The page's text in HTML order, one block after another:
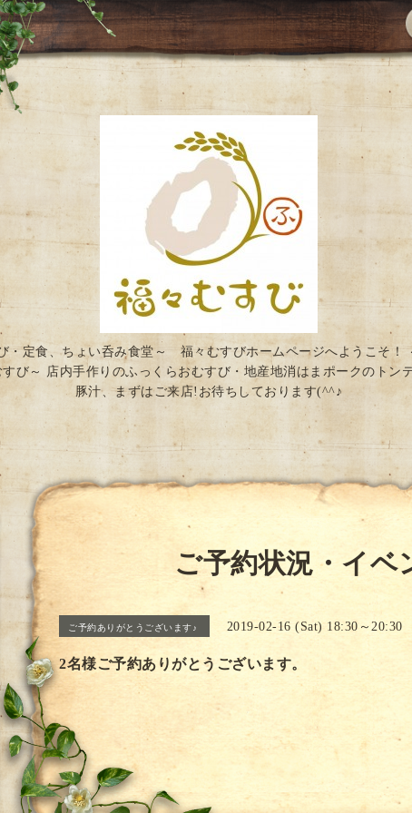
・定食、ちょい呑み食堂～ 福々むすびホームページへようこそ！
び～ 店内手作りのふっくらおむすび・地産地消はまポークのトン
豚汁、まずはご来店!お待ちしております(^^♪
ご予約状況・イベ
ご予約ありがとうございます♪ 2019-02-16 (Sat) 18:30～20:30
2名様ご予約ありがとうございます。